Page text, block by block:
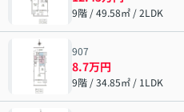
9階 / 49.58㎡ / 2LDK
907
8.7万円
9階 / 34.85㎡ / 1LDK